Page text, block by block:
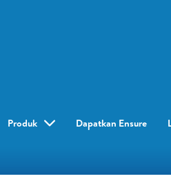
Produk Dapatkan Ensure